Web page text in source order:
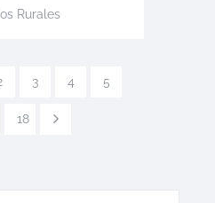
Rurales
3 4 5
18